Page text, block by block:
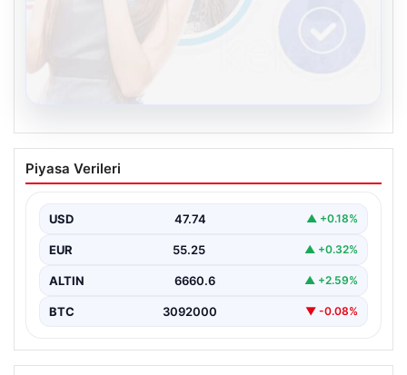
Kelebek chat adresi İle Dijital İletişimin
Seviyeli Adresi Ve Muhabbet Deneyimi
bağlantı sağlaması ciddi bir hassasiyet ifade etmektedir.
Halen…
Piyasa Verileri
USD 47.74 ▲ +0.18%
EUR 55.25 ▲ +0.32%
ALTIN 6660.6 ▲ +2.59%
BTC 3092000 ▼ -0.08%